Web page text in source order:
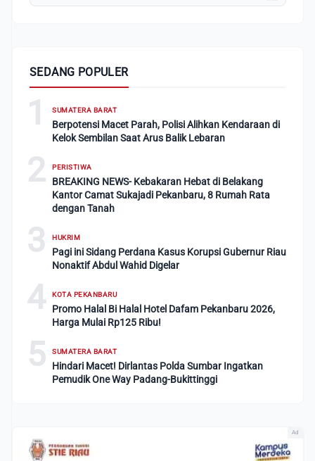
SEDANG POPULER
1 SUMATERA BARAT
Berpotensi Macet Parah, Polisi Alihkan Kendaraan di
Kelok Sembilan Saat Arus Balik Lebaran
2 PERISTIWA
BREAKING NEWS- Kebakaran Hebat di Belakang
Kantor Camat Sukajadi Pekanbaru, 8 Rumah Rata
dengan Tanah
3 HUKRIM
Pagi ini Sidang Perdana Kasus Korupsi Gubernur Riau
Nonaktif Abdul Wahid Digelar
4 KOTA PEKANBARU
Promo Halal Bi Halal Hotel Dafam Pekanbaru 2026,
Harga Mulai Rp125 Ribu!
5 SUMATERA BARAT
Hindari Macet! Dirlantas Polda Sumbar Ingatkan
Pemudik One Way Padang-Bukittinggi
Ad